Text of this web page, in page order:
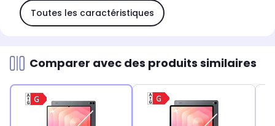
Toutes les caractéristiques
Comparer avec des produits similaires